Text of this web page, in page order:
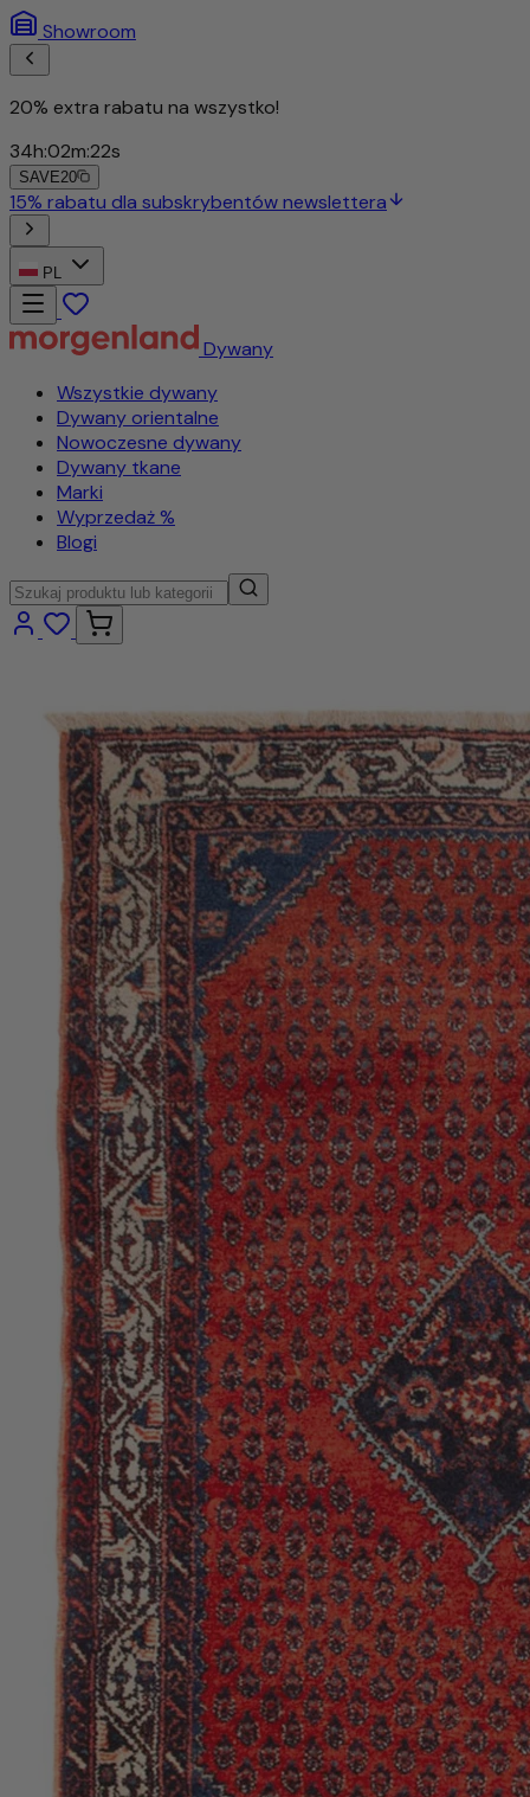
Showroom
20% extra rabatu na wszystko!
34h:02m:19s
SAVE20
PL
Dywany
Wszystkie dywany
Dywany orientalne
Nowoczesne dywany
Dywany tkane
Marki
Wyprzedaż %
Blogi